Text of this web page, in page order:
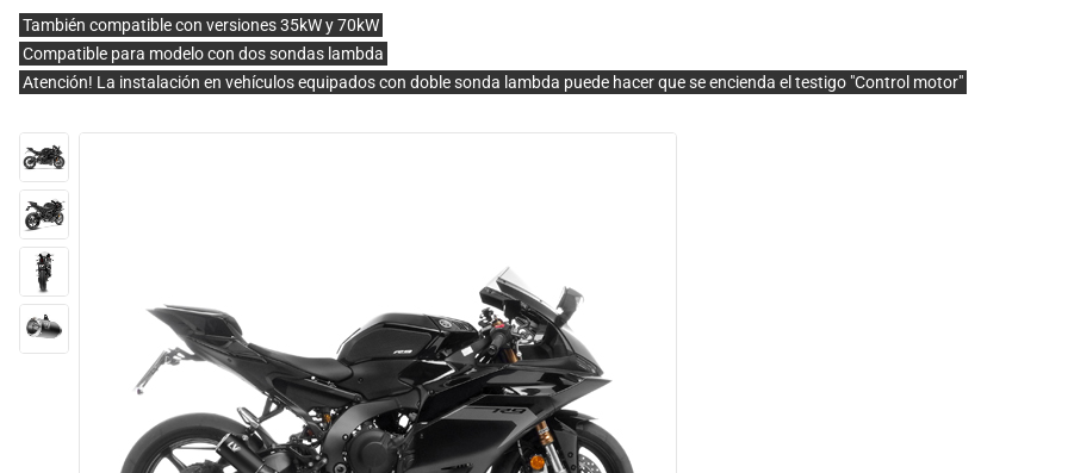
También compatible con versiones 35kW y 70kW
Compatible para modelo con dos sondas lambda
Atención! La instalación en vehículos equipados con doble sonda lambda puede hacer que se encienda el testigo "Control motor"